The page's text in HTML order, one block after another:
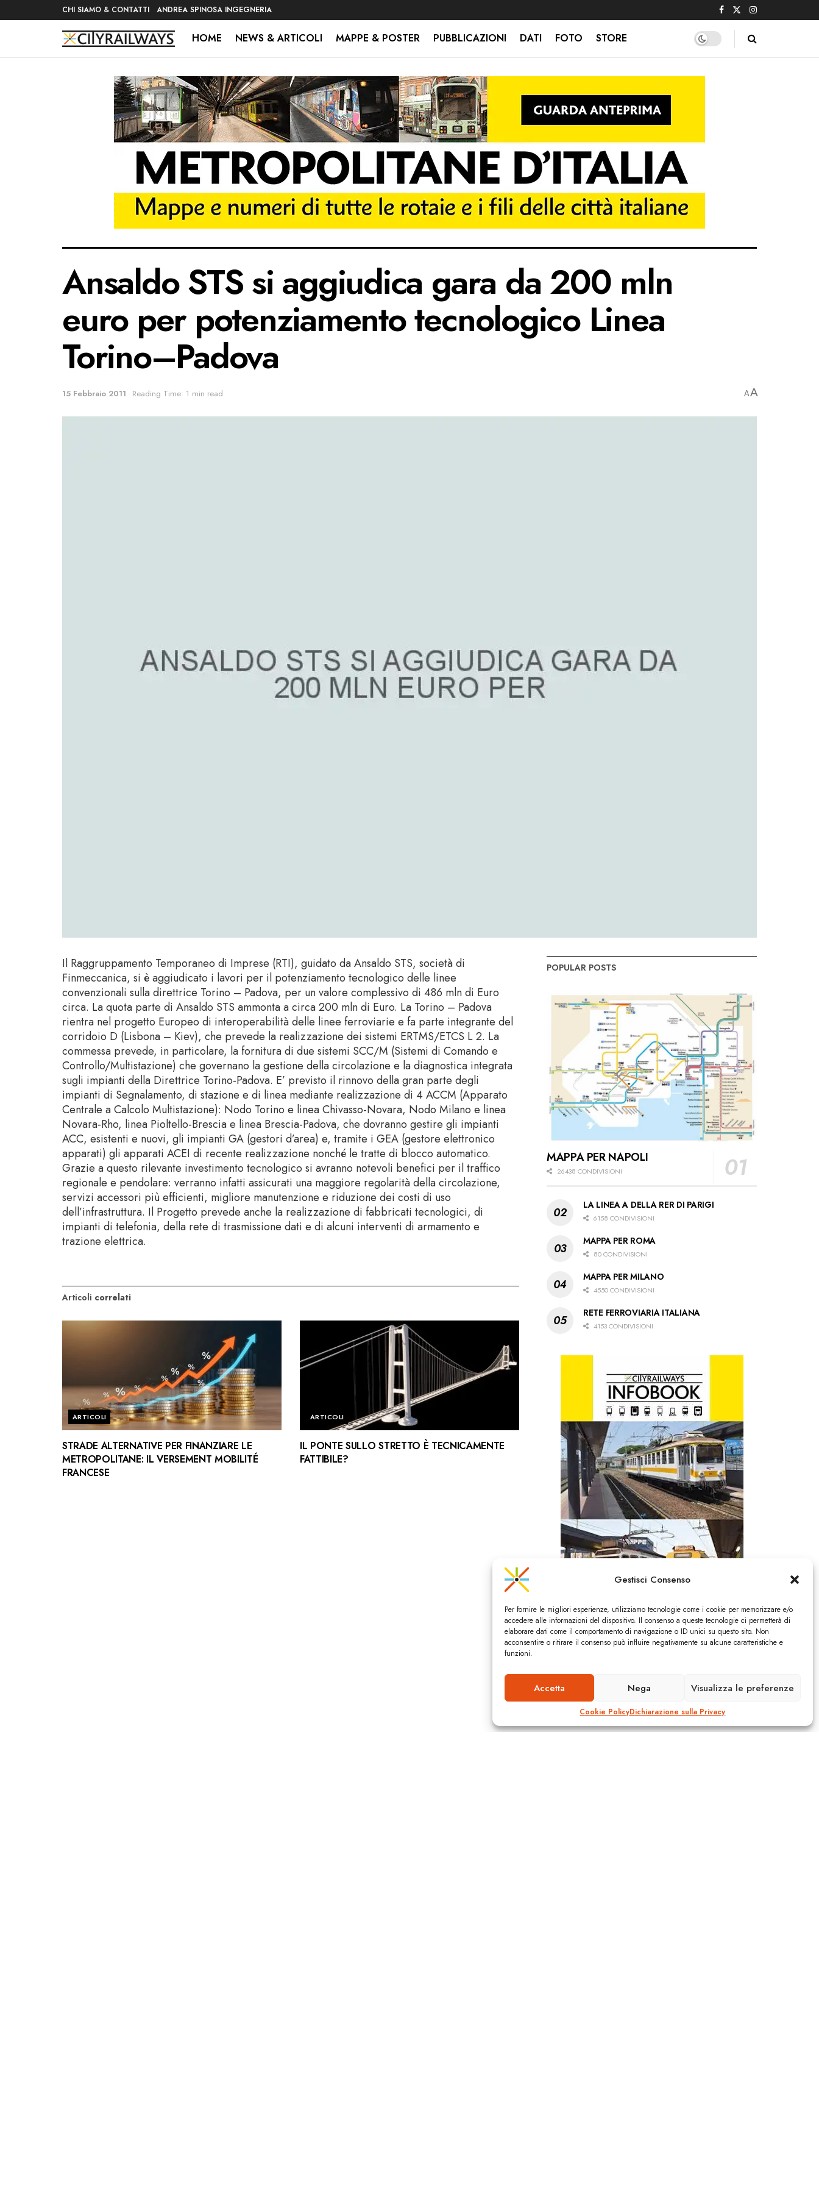
Gestisci Consenso
Per fornire le migliori esperienze, utilizziamo tecnologie come i cookie per memorizzare e/o
accedere alle informazioni del dispositivo. Il consenso a queste tecnologie ci permetterà di
elaborare dati come il comportamento di navigazione o ID unici su questo sito. Non
acconsentire o ritirare il consenso può influire negativamente su alcune caratteristiche e
funzioni.
Accetta Nega Visualizza le preferenze
Cookie PolicyDichiarazione sulla Privacy
CHI SIAMO & CONTATTI ANDREA SPINOSA INGEGNERIA
HOME NEWS & ARTICOLI MAPPE & POSTER PUBBLICAZIONI DATI FOTO STORE
Ansaldo STS si aggiudica gara da 200 mln
euro per potenziamento tecnologico Linea
Torino–Padova
15 Febbraio 2011 Reading Time: 1 min read AA
Il Raggruppamento Temporaneo di Imprese (RTI), guidato da Ansaldo STS, società di
Finmeccanica, si è aggiudicato i lavori per il potenziamento tecnologico delle linee
convenzionali sulla direttrice Torino – Padova, per un valore complessivo di 486 mln di Euro
circa. La quota parte di Ansaldo STS ammonta a circa 200 mln di Euro. La Torino – Padova
rientra nel progetto Europeo di interoperabilità delle linee ferroviarie e fa parte integrante del
corridoio D (Lisbona – Kiev), che prevede la realizzazione dei sistemi ERTMS/ETCS L 2. La
commessa prevede, in particolare, la fornitura di due sistemi SCC/M (Sistemi di Comando e
Controllo/Multistazione) che governano la gestione della circolazione e la diagnostica integrata
sugli impianti della Direttrice Torino-Padova. E’ previsto il rinnovo della gran parte degli
impianti di Segnalamento, di stazione e di linea mediante realizzazione di 4 ACCM (Apparato
Centrale a Calcolo Multistazione): Nodo Torino e linea Chivasso-Novara, Nodo Milano e linea
Novara-Rho, linea Pioltello-Brescia e linea Brescia-Padova, che dovranno gestire gli impianti
ACC, esistenti e nuovi, gli impianti GA (gestori d’area) e, tramite i GEA (gestore elettronico
apparati) gli apparati ACEI di recente realizzazione nonché le tratte di blocco automatico.
Grazie a questo rilevante investimento tecnologico si avranno notevoli benefici per il traffico
regionale e pendolare: verranno infatti assicurati una maggiore regolarità della circolazione,
servizi accessori più efficienti, migliore manutenzione e riduzione dei costi di uso
dell’infrastruttura. Il Progetto prevede anche la realizzazione di fabbricati tecnologici, di
impianti di telefonia, della rete di trasmissione dati e di alcuni interventi di armamento e
trazione elettrica.
Articoli correlati
ARTICOLI
STRADE ALTERNATIVE PER FINANZIARE LE
METROPOLITANE: IL VERSEMENT MOBILITÉ
FRANCESE
ARTICOLI
IL PONTE SULLO STRETTO È TECNICAMENTE
FATTIBILE?
POPULAR POSTS
MAPPA PER NAPOLI
26438 CONDIVISIONI
LA LINEA A DELLA RER DI PARIGI
6158 CONDIVISIONI
MAPPA PER ROMA
80 CONDIVISIONI
MAPPA PER MILANO
4550 CONDIVISIONI
RETE FERROVIARIA ITALIANA
4153 CONDIVISIONI